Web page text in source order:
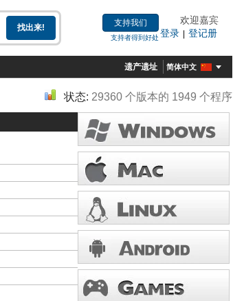
支持我们
支持者得到好处
欢迎嘉宾
登录 | 登记册
遗产遗址 简体中文
状态: 29360 个版本的 1949 个程序